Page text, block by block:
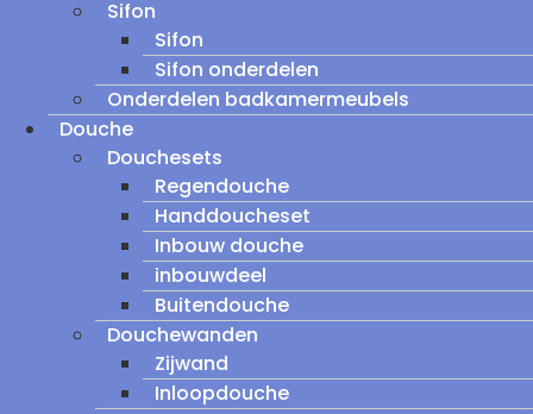
Sifon
Sifon
Sifon onderdelen
Onderdelen badkamermeubels
Douche
Douchesets
Regendouche
Handdoucheset
Inbouw douche
inbouwdeel
Buitendouche
Douchewanden
Zijwand
Inloopdouche